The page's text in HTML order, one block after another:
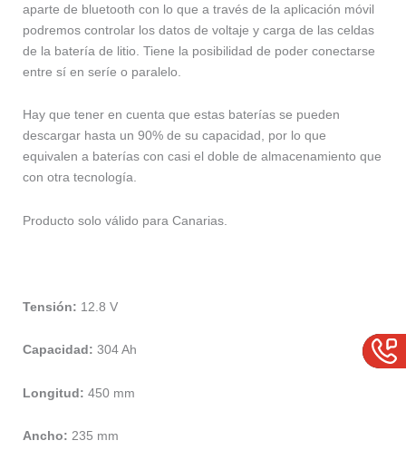
aparte de bluetooth con lo que a través de la aplicación móvil
podremos controlar los datos de voltaje y carga de las celdas
de la batería de litio. Tiene la posibilidad de poder conectarse
entre sí en seríe o paralelo.
Hay que tener en cuenta que estas baterías se pueden
descargar hasta un 90% de su capacidad, por lo que
equivalen a baterías con casi el doble de almacenamiento que
con otra tecnología.
Producto solo válido para Canarias.
Tensión: 12.8 V
Capacidad: 304 Ah
Longitud: 450 mm
Ancho: 235 mm